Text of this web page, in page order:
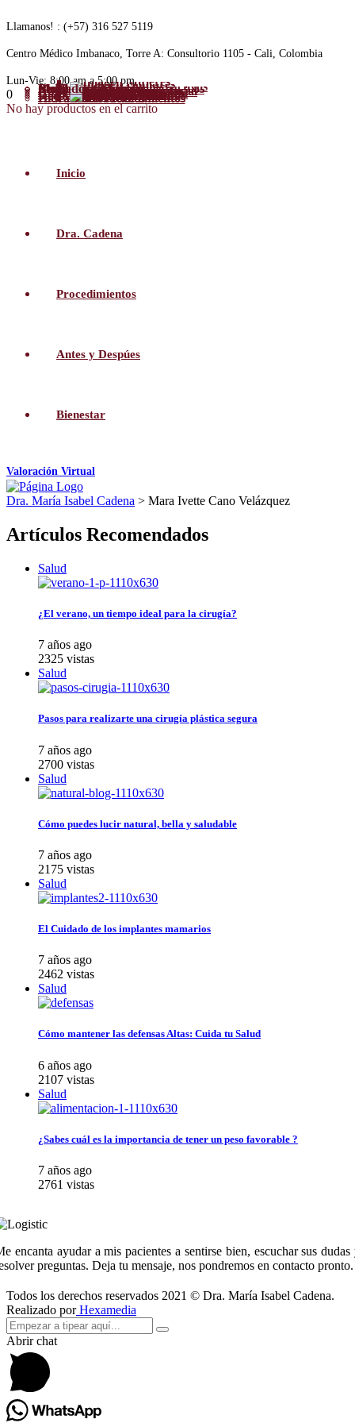
Llamanos! : (+57) 316 527 5119
Centro Médico Imbanaco, Torre A: Consultorio 1105 - Cali, Colombia
Lun-Vie: 8:00 am a 5:00 pm
0
No hay productos en el carrito
Inicio
Dra. Cadena
Perfil
Instalaciones
Medios
Procedimientos
Mujeres
+ Procedimientos
Abdominoplastia
Cirugía de Senos
Lipoescultura
Labioplastia
Rejuvenecimiento facial
Hombres
+ Procedimientos
Ginecomastia
Marcacion abdominal
Cervicoplastia
Abdominoplastia
Lipoescultura
Recontructivos
+ Procedimientos
Reconstrucción de mama
Miembros inferiores
Cabeza y cuello
Lesiones nerviosas
No Quirúrgicos
+ Procedimientos
Hidratación facial
Fillers
Botox
Antes y Despúes
Bienestar
Blog
Cuidados Generales
Valoración Virtual
Dra. María Isabel Cadena > Mara Ivette Cano Velázquez
Artículos Recomendados
Salud
¿El verano, un tiempo ideal para la cirugía?
7 años ago
2325 vistas
Salud
Pasos para realizarte una cirugía plástica segura
7 años ago
2700 vistas
Salud
Cómo puedes lucir natural, bella y saludable
7 años ago
2175 vistas
Salud
El Cuidado de los implantes mamarios
7 años ago
2462 vistas
Salud
Cómo mantener las defensas Altas: Cuida tu Salud
6 años ago
2107 vistas
Salud
¿Sabes cuál es la importancia de tener un peso favorable ?
7 años ago
2761 vistas
encanta ayudar a mis pacientes a sentirse bien, escuchar sus dudas
preguntas. Deja tu mensaje, nos pondremos en contacto pronto.
Todos los derechos reservados 2021 © Dra. María Isabel Cadena.
Realizado porHexamedia
Abrir chat